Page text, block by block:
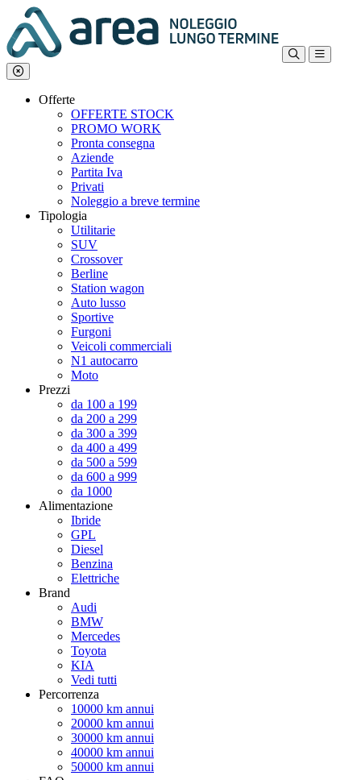
Offerte
OFFERTE STOCK
PROMO WORK
Pronta consegna
Aziende
Partita Iva
Privati
Noleggio a breve termine
Tipologia
Utilitarie
SUV
Crossover
Berline
Station wagon
Auto lusso
Sportive
Furgoni
Veicoli commerciali
N1 autocarro
Moto
Prezzi
da 100 a 199
da 200 a 299
da 300 a 399
da 400 a 499
da 500 a 599
da 600 a 999
da 1000
Alimentazione
Ibride
GPL
Diesel
Benzina
Elettriche
Brand
Audi
BMW
Mercedes
Toyota
KIA
Vedi tutti
Percorrenza
10000 km annui
20000 km annui
30000 km annui
40000 km annui
50000 km annui